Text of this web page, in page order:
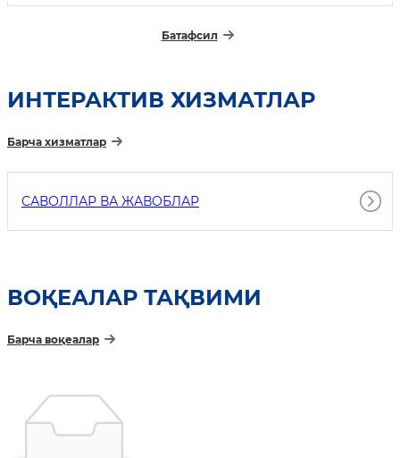
Батафсил
ИНТEРАКТИВ ХИЗМАТЛАР
Барча хизматлар
САВОЛЛАР ВА ЖАВОБЛАР
ВОҚЕАЛАР ТАҚВИМИ
Барча воқеалар